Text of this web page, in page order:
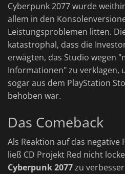
Cyberpunk 2077 wurde
allem in den
Leistungsproblemen litten.
katastrophal, dass die
erwägten, das Studio wegen
Informationen" zu verklagen,
sogar aus dem PlayStation
behoben war.
Das Comeback
Als Reaktion auf das negative
ließ CD Projekt Red nicht
Cyberpunk 2077zu